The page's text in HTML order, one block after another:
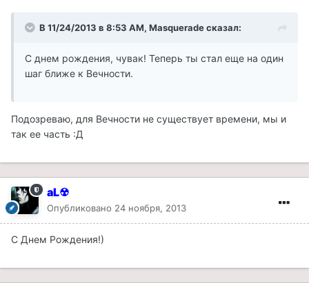
В 11/24/2013 в 8:53 AM, Masquerade сказал:
С днем рождения, чувак! Теперь ты стал еще на один
шаг ближе к Вечности.
Подозреваю, для Вечности не существует времени, мы и
так ее часть :Д
aL☢
Опубликовано 24 ноября, 2013
С Днем Рождения!)